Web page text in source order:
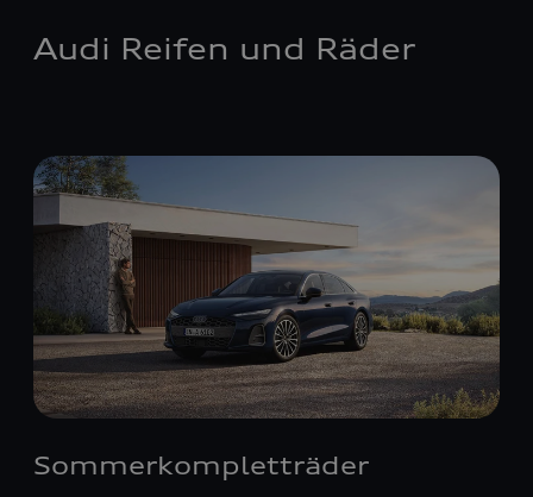
Audi Reifen und Räder
Sommerkompletträder